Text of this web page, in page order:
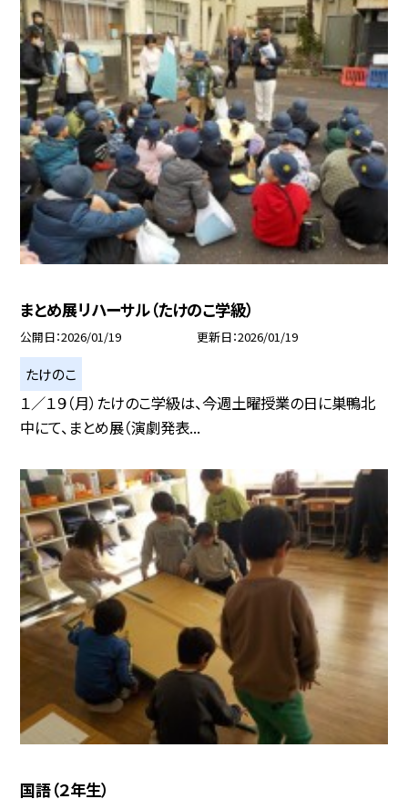
まとめ展リハーサル（たけのこ学級）
公開日 2026/01/19 更新日 2026/01/19
たけのこ
１／１９（月）たけのこ学級は、今週土曜授業の日に巣鴨北
中にて、まとめ展（演劇発表...
国語（２年生）